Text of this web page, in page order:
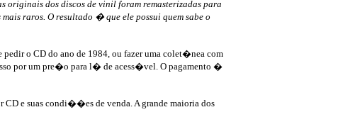
originais dos discos de vinil foram remasterizadas para
raros. O resultado � que ele possui quem sabe o
o CD do ano de 1984, ou fazer uma colet�nea com
por um pre�o para l� de acess�vel. O pagamento �
e suas condi��es de venda. A grande maioria dos